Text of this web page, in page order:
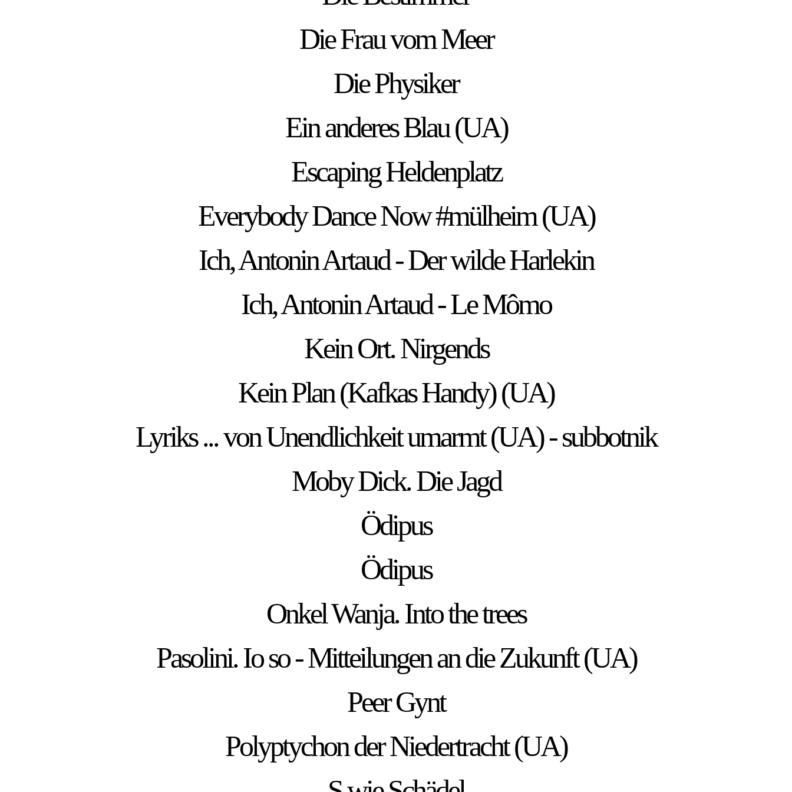
Die Frau vom Meer
Die Physiker
Ein anderes Blau (UA)
Escaping Heldenplatz
Everybody Dance Now #mülheim (UA)
Ich, Antonin Artaud - Der wilde Harlekin
Ich, Antonin Artaud - Le Mômo
Kein Ort. Nirgends
Kein Plan (Kafkas Handy) (UA)
Lyriks ... von Unendlichkeit umarmt (UA) - subbotnik
Moby Dick. Die Jagd
Ödipus
Ödipus
Onkel Wanja. Into the trees
Pasolini. Io so - Mitteilungen an die Zukunft (UA)
Peer Gynt
Polyptychon der Niedertracht (UA)